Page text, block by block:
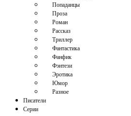
Попаданцы
Проза
Роман
Рассказ
Триллер
Фантастика
Фанфик
Фэнтези
Эротика
Юмор
Разное
Писатели
Серии